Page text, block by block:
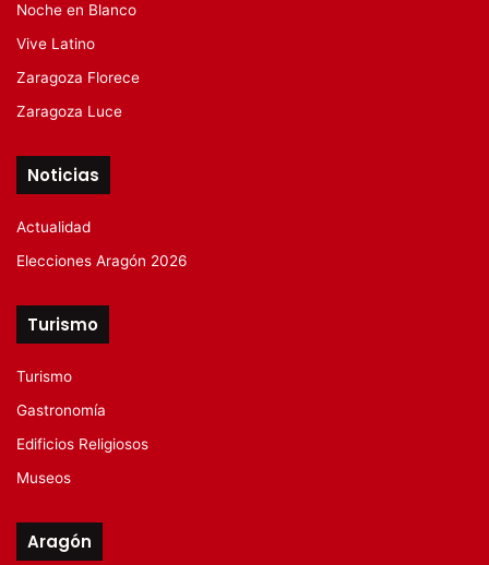
Noche en Blanco
Vive Latino
Zaragoza Florece
Zaragoza Luce
Noticias
Actualidad
Elecciones Aragón 2026
Turismo
Turismo
Gastronomía
Edificios Religiosos
Museos
Aragón